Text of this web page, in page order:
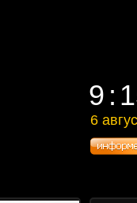
9
9
6
6